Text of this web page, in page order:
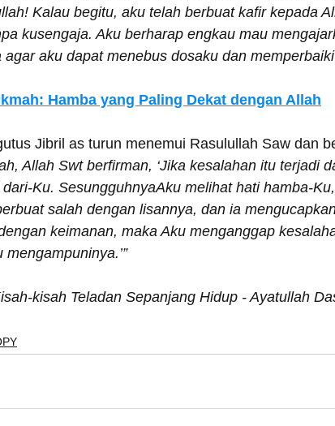
Kalau begitu, aku telah berbuat kafir kepada
kusengaja. Aku berharap engkau mau
aku dapat menebus dosaku dan
Hamba yang Paling Dekat dengan Allah
Jibril as turun menemui Rasulullah Saw dan
Allah Swt berfirman, ‘Jika kesalahan itu terjadi
Ku. SesungguhnyaAku melihat hati hamba-
salah dengan lisannya, dan ia
keimanan, maka Aku menganggap
kisah Teladan Sepanjang Hidup - Ayatullah